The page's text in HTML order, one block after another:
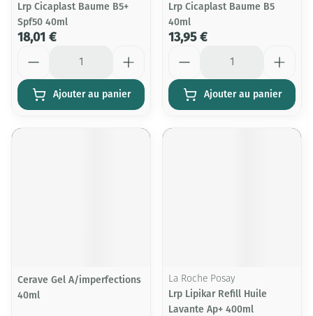
Lrp Cicaplast Baume B5+
Spf50 40ml
18,01 €
Ajouter au panier
Lrp Cicaplast Baume B5
40ml
13,95 €
Ajouter au panier
Cerave Gel A/imperfections
40ml
La Roche Posay
Lrp Lipikar Refill Huile
Lavante Ap+ 400ml